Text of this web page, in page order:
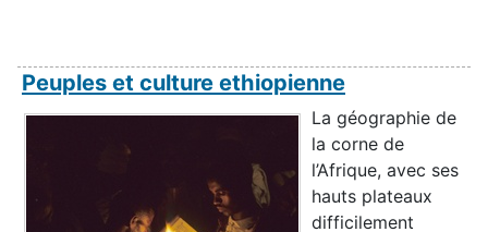
Peuples et culture ethiopienne
La géographie de
la corne de
l’Afrique, avec ses
hauts plateaux
difficilement